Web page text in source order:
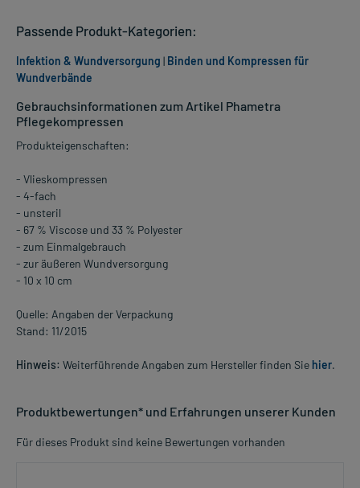
Gebrauchsinformationen zum Artikel Phametra
Pflegekompressen
Produkteigenschaften:
- Vlieskompressen
- 4-fach
- unsteril
- 67 % Viscose und 33 % Polyester
- zum Einmalgebrauch
- zur äußeren Wundversorgung
- 10 x 10 cm
Quelle: Angaben der Verpackung
Stand: 11/2015
Hinweis: Weiterführende Angaben zum Hersteller finden Sie hier.
Produktbewertungen* und Erfahrungen unserer Kunden
Für dieses Produkt sind keine Bewertungen vorhanden
Passende Produkt-Kategorien:
Infektion & Wundversorgung | Binden und Kompressen für
Wundverbände